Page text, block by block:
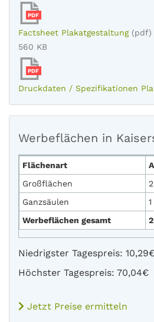
PDF
Factsheet Plakatgestaltung (pdf)
560 KB
PDF
Druckdaten / Spezifikationen
Werbeflächen in
Flächenart
Großflächen
Ganzsäulen
1
Werbeflächen gesamt
Niedrigster Tagespreis:
Höchster Tagespreis: 70,04€
Jetzt Preise ermitteln